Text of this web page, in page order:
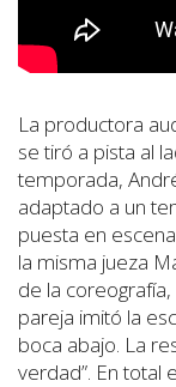
La productora
se tiró a pista al
temporada,
adaptado a un
puesta en
la misma jueza
de la
pareja imitó la
boca abajo. La
verdad”. En total